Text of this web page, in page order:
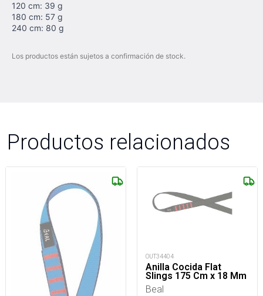
120 cm: 39 g
180 cm: 57 g
240 cm: 80 g
Los productos están sujetos a confirmación de stock.
Productos relacionados
OUT34404
Anilla Cocida Flat
Slings 175 Cm x 18 Mm
Beal